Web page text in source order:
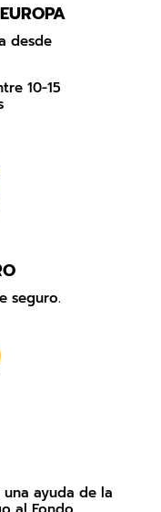
desde
10-15
seguro.
ayuda de la